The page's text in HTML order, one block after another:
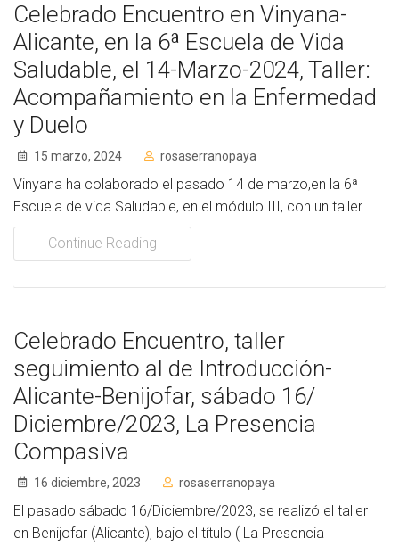
Celebrado Encuentro en Vinyana-
Alicante, en la 6ª Escuela de Vida
Saludable, el 14-Marzo-2024, Taller:
Acompañamiento en la Enfermedad
y Duelo
15 marzo, 2024 rosaserranopaya
Vinyana ha colaborado el pasado 14 de marzo,en la 6ª
Escuela de vida Saludable, en el módulo III, con un taller...
Continue Reading
Celebrado Encuentro, taller
seguimiento al de Introducción-
Alicante-Benijofar, sábado 16/
Diciembre/2023, La Presencia
Compasiva
16 diciembre, 2023 rosaserranopaya
El pasado sábado 16/Diciembre/2023, se realizó el taller
en Benijofar (Alicante), bajo el título ( La Presencia